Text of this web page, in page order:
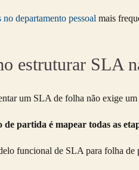
no departamento pessoal mais
estruturar SLA
um SLA de folha não exige
de partida é mapear todas as
funcional de SLA para folha de